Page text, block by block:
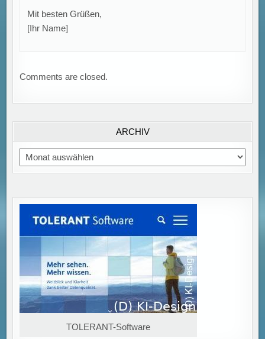
Mit besten Grüßen,
[Ihr Name]
Comments are closed.
ARCHIV
Archiv
TOLERANT-Software
Eltern bereit zu zahlen: Soziale Faktoren beeinflussen
die Nutzung von KI für Hausaufgaben und Lernhilfen.